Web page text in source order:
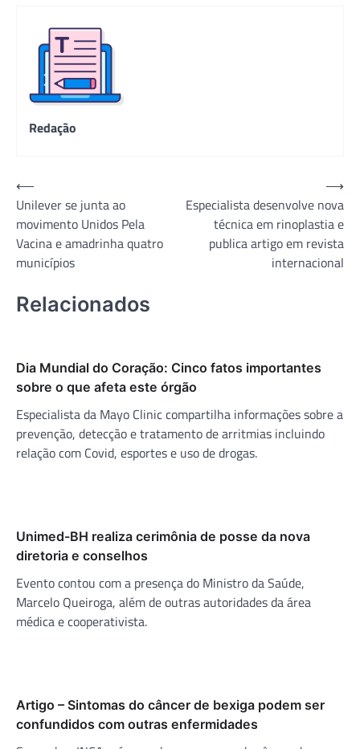
Redação
Navegação
de
Post
⟵
Unilever se junta ao
movimento Unidos Pela
Vacina e amadrinha quatro
municípios
Especialista desenvolve nova
técnica em rinoplastia e
publica artigo em revista
internacional
⟶
Relacionados
Dia Mundial do Coração: Cinco fatos importantes
sobre o que afeta este órgão
Especialista da Mayo Clinic compartilha informações sobre a
prevenção, detecção e tratamento de arritmias incluindo
relação com Covid, esportes e uso de drogas.
Unimed-BH realiza cerimônia de posse da nova
diretoria e conselhos
Evento contou com a presença do Ministro da Saúde,
Marcelo Queiroga, além de outras autoridades da área
médica e cooperativista.
Artigo – Sintomas do câncer de bexiga podem ser
confundidos com outras enfermidades